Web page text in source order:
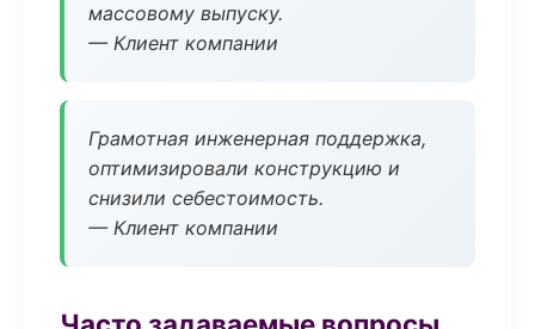
массовому выпуску.
— Клиент компании
Грамотная инженерная поддержка,
оптимизировали конструкцию и
снизили себестоимость.
— Клиент компании